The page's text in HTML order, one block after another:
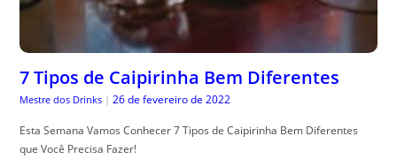
7 Tipos de Caipirinha Bem Diferentes
Mestre dos Drinks | 26 de fevereiro de 2022
Esta Semana Vamos Conhecer 7 Tipos de Caipirinha Bem Diferentes
que Você Precisa Fazer!